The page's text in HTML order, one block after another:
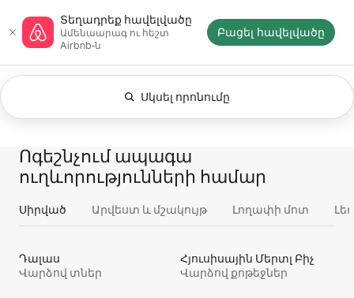
բովանդակությանը
Airbnb-ի հիմնական էջ
Տեղադրեք հավելվածը
Ամենաարագ ու հեշտ
Airbnb-ն
Բացել հավելվածը
Սկսել որոնումը
Հիմա ցուցադրվում է Ցանկացած
Բոլորը
Ոգեշնչում ապագա
ուղևորությունների համար
Սիրված Արվեստ և մշակույթ Լողափի մոտ
Դալաս
Վարձով տներ
Հյուսիսային Մերտլ Բիչ
Վարձով քոթեջներ